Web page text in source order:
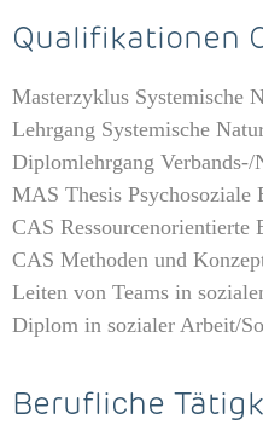
Qualifikationen
Masterzyklus Systemische
Lehrgang Systemische
Diplomlehrgang
MAS Thesis Psychosoziale
CAS Ressourcenorientierte
CAS Methoden und
Leiten von Teams in
Diplom in sozialer Arbeit/
Berufliche